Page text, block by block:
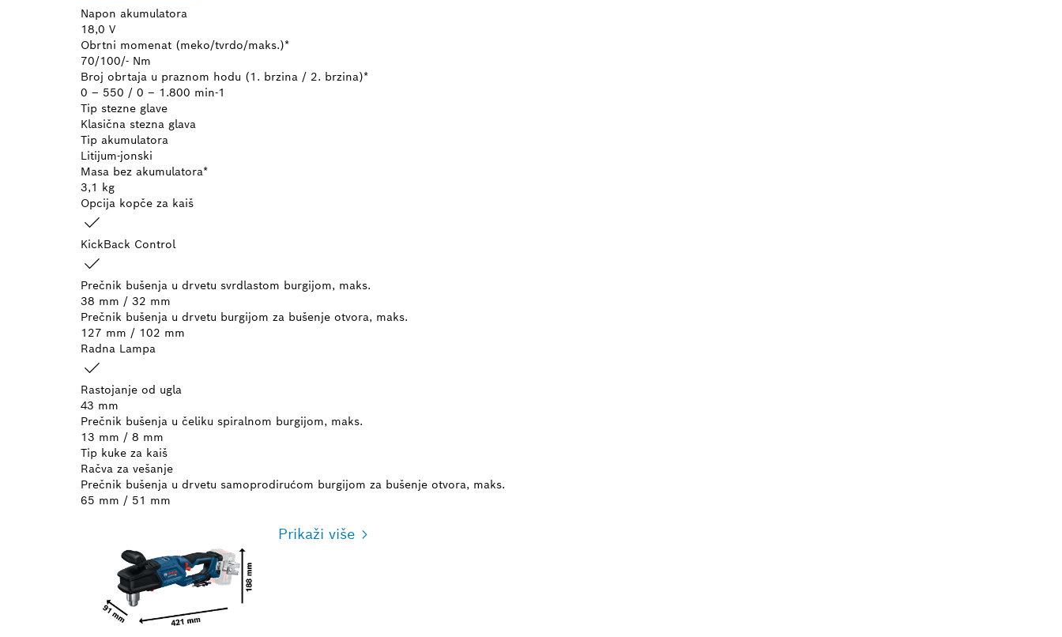
Napon akumulatora
18,0 V
Obrtni momenat (meko/tvrdo/maks.)*
70/100/- Nm
Broj obrtaja u praznom hodu (1. brzina / 2. brzina)*
0 – 550 / 0 – 1.800 min-1
Tip stezne glave
Klasična stezna glava
Tip akumulatora
Litijum-jonski
Masa bez akumulatora*
3,1 kg
Opcija kopče za kaiš
KickBack Control
Prečnik bušenja u drvetu svrdlastom burgijom, maks.
38 mm / 32 mm
Prečnik bušenja u drvetu burgijom za bušenje otvora, maks.
127 mm / 102 mm
Radna Lampa
Rastojanje od ugla
43 mm
Prečnik bušenja u čeliku spiralnom burgijom, maks.
13 mm / 8 mm
Tip kuke za kaiš
Račva za vešanje
Prečnik bušenja u drvetu samoprodirućom burgijom za bušenje otvora, maks.
65 mm / 51 mm
Prikaži više